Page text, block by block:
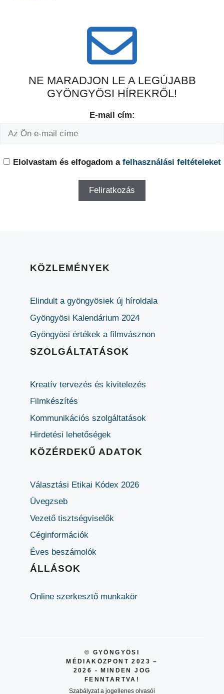
NE MARADJON LE A LEGÚJABB
GYÖNGYÖSI HÍREKRŐL!
E-mail cím:
Elolvastam és elfogadom a felhasználási feltételeket
KÖZLEMÉNYEK
Elindult a gyöngyösiek új híroldala
Gyöngyösi Kalendárium 2024
Gyöngyösi értékek a filmvásznon
SZOLGÁLTATÁSOK
Kreatív tervezés és kivitelezés
Filmkészítés
Kommunikációs szolgáltatások
Hirdetési lehetőségek
KÖZÉRDEKŰ ADATOK
Választási Etikai Kódex 2026
Üvegzseb
Vezető tisztségviselők
Céginformációk
Éves beszámolók
ÁLLÁSOK
Online szerkesztő munkakör
© GYÖNGYÖSI
MÉDIAKÖZPONT 2023 –
2026 - MINDEN JOG
FENNTARTVA!
Szabályzat a jogellenes olvasói